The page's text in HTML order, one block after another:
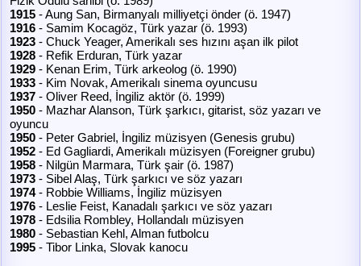
1915 - Aung San, Birmanyalı milliyetçi önder (ö. 1947)
1916 - Samim Kocagöz, Türk yazar (ö. 1993)
1923 - Chuck Yeager, Amerikalı ses hızını aşan ilk pilot
1928 - Refik Erduran, Türk yazar
1929 - Kenan Erim, Türk arkeolog (ö. 1990)
1933 - Kim Novak, Amerikalı sinema oyuncusu
1937 - Oliver Reed, İngiliz aktör (ö. 1999)
1950 - Mazhar Alanson, Türk şarkıcı, gitarist, söz yazarı ve
oyuncu
1950 - Peter Gabriel, İngiliz müzisyen (Genesis grubu)
1952 - Ed Gagliardi, Amerikalı müzisyen (Foreigner grubu)
1958 - Nilgün Marmara, Türk şair (ö. 1987)
1973 - Sibel Alaş, Türk şarkıcı ve söz yazarı
1974- Robbie Williams, İngiliz müzisyen
1976 - Leslie Feist, Kanadalı şarkıcı ve söz yazarı
1978 - Edsilia Rombley, Hollandalı müzisyen
1980 - Sebastian Kehl, Alman futbolcu
1995 - Tibor Linka, Slovak kanocu